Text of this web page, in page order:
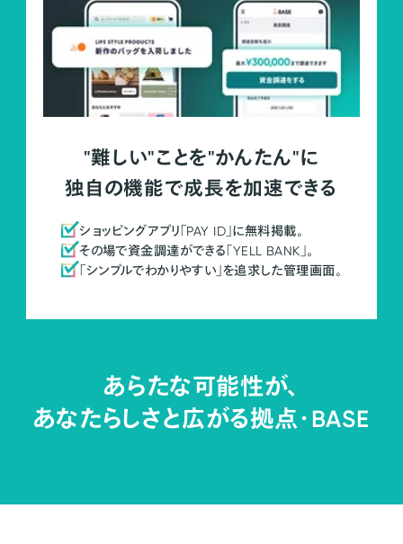
"難しい"ことを"かんたん"に
独自の機能で成長を加速できる
ショッピングアプリ「PAY ID」に無料掲載。
その場で資金調達ができる「YELL BANK」。
「シンプルでわかりやすい」を追求した管理画面。
あらたな可能性が、
あなたらしさと広がる拠点・BASE